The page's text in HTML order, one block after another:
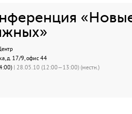
д. 17/9, офис 44
| 28.05.10 (12:00—13:00) (местн.)